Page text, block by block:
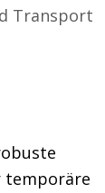
Transport
temporäre